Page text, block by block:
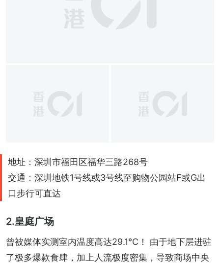
地址：深圳市福田区福华三路268号
交通：深圳地铁1号线或3号线至购物公园站F或G出
口步行可直达
2.皇庭广场
曾被媒体实测室内温度高达29.1℃！ 由于地下层进驻
了极多爆款食肆，加上人流极度密集，导致商场中央